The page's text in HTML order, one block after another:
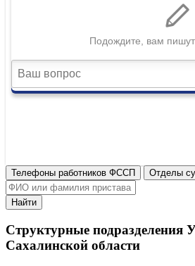
Телефоны работников ФССП Отделы
Найти
Структурные
Сахалинской области